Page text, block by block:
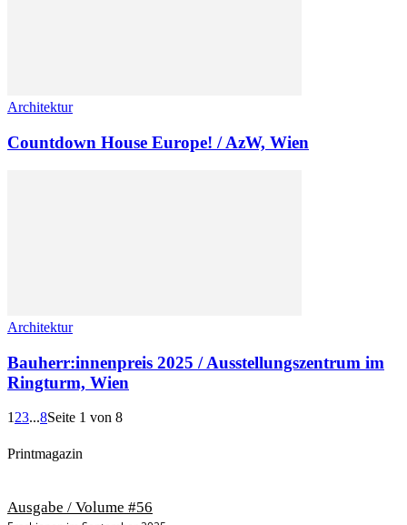
Architektur
Count­down House Europe! / AzW, Wien
Architektur
Bauherr:innenpreis 2025 / Ausstellungszentrum im
Ringturm, Wien
1 23...8Seite 1 von 8
Printmagazin
Ausgabe / Volume #56